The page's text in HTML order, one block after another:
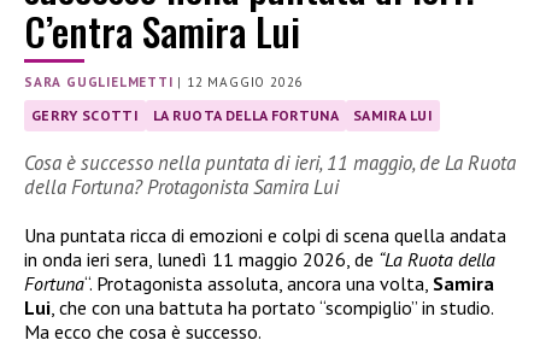
C’entra Samira Lui
SARA GUGLIELMETTI | 12 MAGGIO 2026
GERRY SCOTTI LA RUOTA DELLA FORTUNA SAMIRA LUI
Cosa è successo nella puntata di ieri, 11 maggio, de La Ruota
della Fortuna? Protagonista Samira Lui
Una puntata ricca di emozioni e colpi di scena quella andata
in onda ieri sera, lunedì 11 maggio 2026, de “La Ruota della
Fortuna“. Protagonista assoluta, ancora una volta, Samira
Lui, che con una battuta ha portato “scompiglio” in studio.
Ma ecco che cosa è successo.